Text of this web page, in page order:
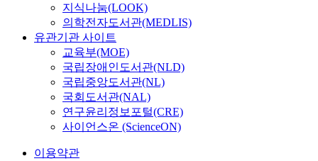
지식나눔(LOOK)
의학전자도서관(MEDLIS)
유관기관 사이트
교육부(MOE)
국립장애인도서관(NLD)
국립중앙도서관(NL)
국회도서관(NAL)
연구윤리정보포털(CRE)
사이언스온 (ScienceON)
이용약관